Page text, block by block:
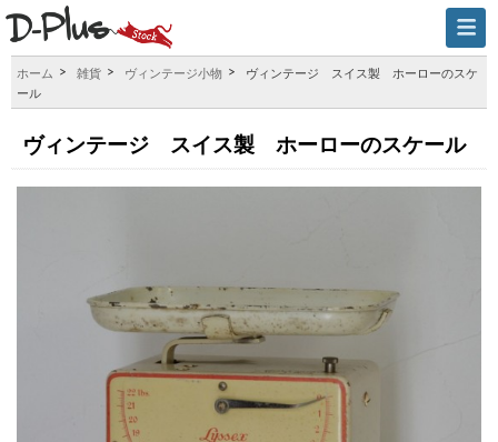
ホーム 雑貨 ヴィンテージ小物
ヴィンテージ スイス製 ホーローのスケ
ール
ヴィンテージ スイス製 ホーローのスケール